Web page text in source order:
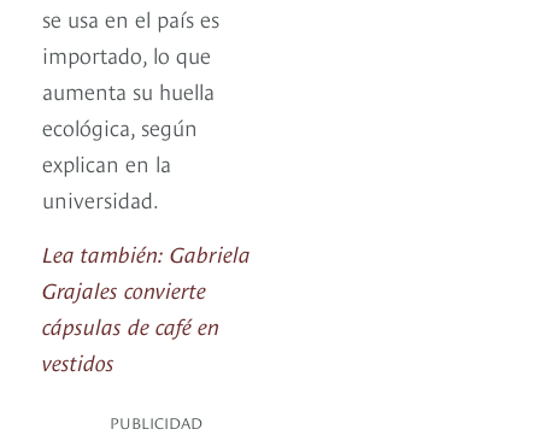
se usa en el país es
importado, lo que
aumenta su huella
ecológica, según
explican en la
universidad.
Lea también: Gabriela
Grajales convierte
cápsulas de café en
vestidos
PUBLICIDAD